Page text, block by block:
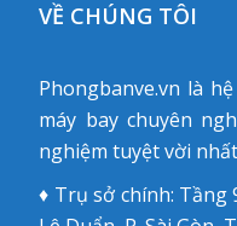
VỀ CHÚNG TÔI
Phongbanve.vn là
máy bay chuyên
nghiệm tuyệt vời
♦ Trụ sở chính: Tầng